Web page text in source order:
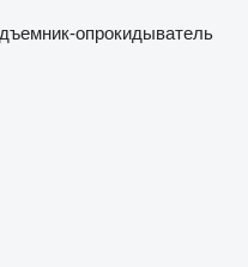
опрокидыватель